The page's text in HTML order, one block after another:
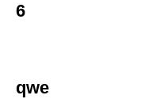
6
qwe